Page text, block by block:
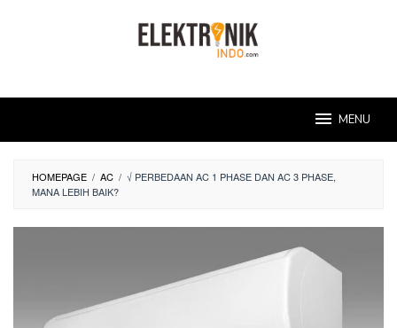
MENU
HOMEPAGE / AC / √ PERBEDAAN AC 1 PHASE DAN AC 3 PHASE,
MANA LEBIH BAIK?